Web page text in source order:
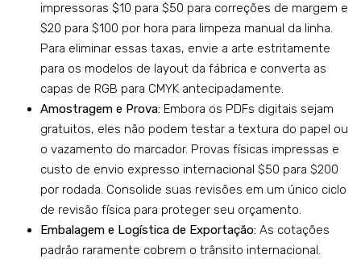
impressoras $10 para $50 para correções de margem e
$20 para $100 por hora para limpeza manual da linha.
Para eliminar essas taxas, envie a arte estritamente
para os modelos de layout da fábrica e converta as
capas de RGB para CMYK antecipadamente.
Amostragem e Prova: Embora os PDFs digitais sejam
gratuitos, eles não podem testar a textura do papel ou
o vazamento do marcador. Provas físicas impressas e
custo de envio expresso internacional $50 para $200
por rodada. Consolide suas revisões em um único ciclo
de revisão física para proteger seu orçamento.
Embalagem e Logística de Exportação: As cotações
padrão raramente cobrem o trânsito internacional.